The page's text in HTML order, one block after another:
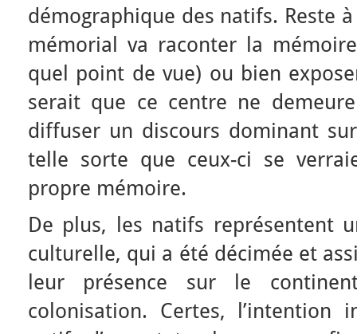
démographique des natifs. Reste
mémorial va raconter la
quel point de vue) ou bien
serait que ce centre ne
diffuser un discours dominant
telle sorte que ceux-ci se
propre mémoire.
De plus, les natifs représentent
culturelle, qui a été décimée et
leur présence sur le
colonisation. Certes,